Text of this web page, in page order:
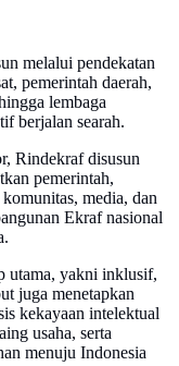
melalui pendekatan
pemerintah daerah,
lembaga
berjalan searah.
Rindekraf disusun
pemerintah,
media, dan
Ekraf nasional
utama, yakni inklusif,
juga menetapkan
kekayaan intelektual
usaha, serta
menuju Indonesia